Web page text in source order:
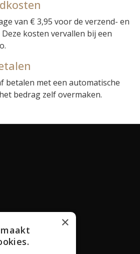
van € 3,95 voor de verzend- en
Deze kosten vervallen bij een
betalen met een automatische
bedrag zelf overmaken.
×